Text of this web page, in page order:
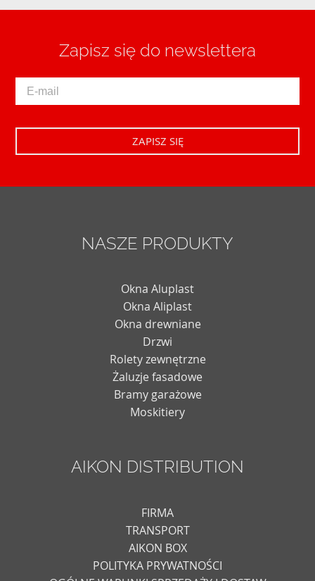
Zapisz się do newslettera
NASZE PRODUKTY
Okna Aluplast
Okna Aliplast
Okna drewniane
Drzwi
Rolety zewnętrzne
Żaluzje fasadowe
Bramy garażowe
Moskitiery
AIKON DISTRIBUTION
FIRMA
TRANSPORT
AIKON BOX
POLITYKA PRYWATNOŚCI